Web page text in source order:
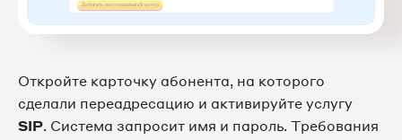
Откройте карточку абонента, на которого
сделали переадресацию и активируйте услугу
SIP. Система запросит имя и пароль. Требования